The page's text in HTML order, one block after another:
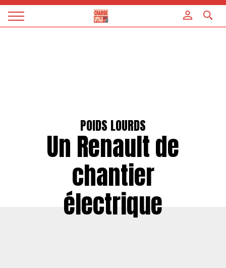
Magazine
POIDS LOURDS
Un Renault de
chantier
électrique
Panneau de gestion des cookies